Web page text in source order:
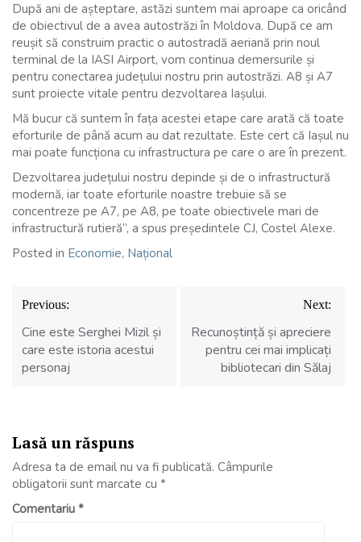
După ani de așteptare, astăzi suntem mai aproape ca oricând
de obiectivul de a avea autostrăzi în Moldova. După ce am
reușit să construim practic o autostradă aeriană prin noul
terminal de la IASI Airport, vom continua demersurile și
pentru conectarea județului nostru prin autostrăzi. A8 și A7
sunt proiecte vitale pentru dezvoltarea Iașului.
Mă bucur că suntem în fața acestei etape care arată că toate
eforturile de până acum au dat rezultate. Este cert că Iașul nu
mai poate funcționa cu infrastructura pe care o are în prezent.
Dezvoltarea județului nostru depinde și de o infrastructură
modernă, iar toate eforturile noastre trebuie să se
concentreze pe A7, pe A8, pe toate obiectivele mari de
infrastructură rutieră”, a spus președintele CJ, Costel Alexe.
Posted in Economie, Național
Navigare
în
articole
Previous:
Cine este Serghei Mizil și
care este istoria acestui
personaj
Next:
Recunoștință și apreciere
pentru cei mai implicați
bibliotecari din Sălaj
Lasă un răspuns
Adresa ta de email nu va fi publicată. Câmpurile
obligatorii sunt marcate cu *
Comentariu *